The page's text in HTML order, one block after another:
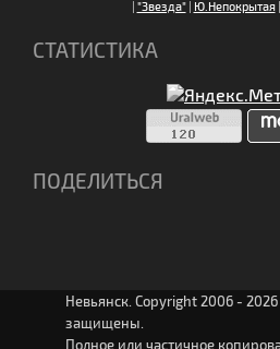
| "Звезда"| Ю.Непокрытая|
СТАТИСТИКА
ПОДЕЛИТЬСЯ
Невьянск. Copyright 2006 -
защищены.
Полное или частичное